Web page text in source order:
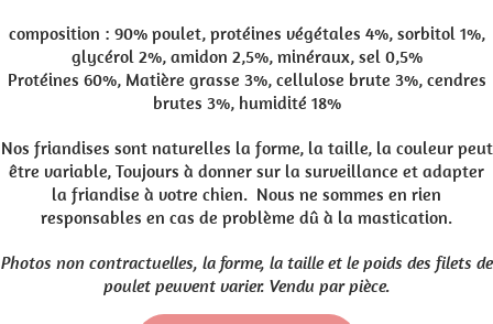
composition : 90% poulet, protéines végétales 4%, sorbitol 1%,
glycérol 2%, amidon 2,5%, minéraux, sel 0,5%
Protéines 60%, Matière grasse 3%, cellulose brute 3%, cendres
brutes 3%, humidité 18%
Nos friandises sont naturelles la forme, la taille, la couleur peut
être variable, Toujours à donner sur la surveillance et adapter
la friandise à votre chien. Nous ne sommes en rien
responsables en cas de problème dû à la mastication.
Photos non contractuelles, la forme, la taille et le poids des filets de
poulet peuvent varier. Vendu par pièce.